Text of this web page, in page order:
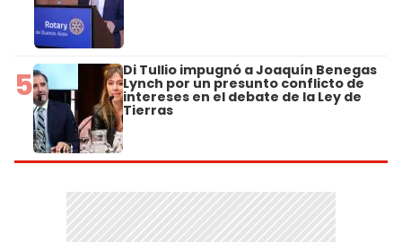
5 Di Tullio impugnó a Joaquín Benegas
Lynch por un presunto conflicto de
intereses en el debate de la Ley de
Tierras